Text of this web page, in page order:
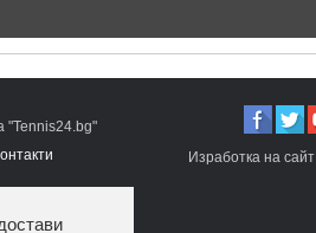
"Tennis24.bg"
Изработка на сайт